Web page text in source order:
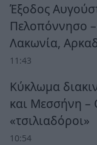
Έξοδος
Πελοπόννησο
Λακωνία,
11:43
Κύκλωμα
και Μεσσήνη –
«τσιλιαδόροι»
10:54